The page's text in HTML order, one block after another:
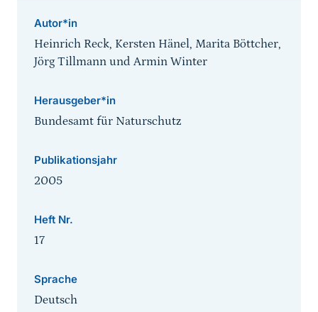
Autor*in
Heinrich Reck, Kersten Hänel, Marita Böttcher,
Jörg Tillmann und Armin Winter
Herausgeber*in
Bundesamt für Naturschutz
Publikationsjahr
2005
Heft Nr.
17
Sprache
Deutsch